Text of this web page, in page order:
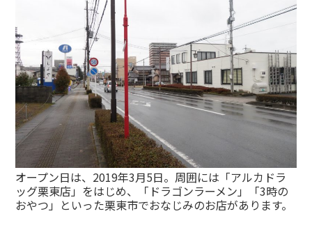
オープン日は、2019年3月5日。周囲には「アルカドラ
ッグ栗東店」をはじめ、「ドラゴンラーメン」「3時の
おやつ」といった栗東市でおなじみのお店があります。